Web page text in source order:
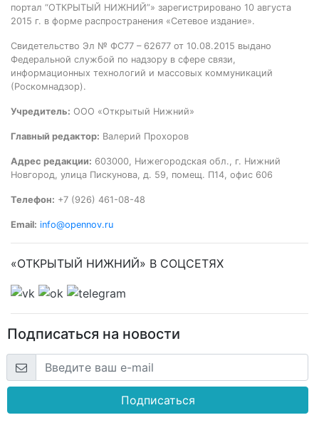
портал “ОТКРЫТЫЙ НИЖНИЙ”» зарегистрировано 10 августа
2015 г. в форме распространения «Сетевое издание».
Свидетельство Эл № ФС77 – 62677 от 10.08.2015 выдано
Федеральной службой по надзору в сфере связи,
информационных технологий и массовых коммуникаций
(Роскомнадзор).
Учредитель: ООО «Открытый Нижний»
Главный редактор: Валерий Прохоров
Адрес редакции: 603000, Нижегородская обл., г. Нижний
Новгород, улица Пискунова, д. 59, помещ. П14, офис 606
Телефон: +7 (926) 461-08-48
Email: info@opennov.ru
«ОТКРЫТЫЙ НИЖНИЙ» В СОЦСЕТЯХ
Подписаться на новости
Подписаться